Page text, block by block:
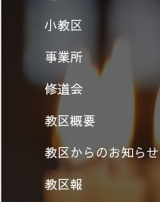
小教区
事業所
修道会
教区概要
教区からのお知らせ
教区報